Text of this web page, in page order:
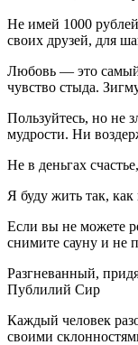
Не имей 1000
своих друзей, для
Любовь — это самый
чувство стыда.
Пользуйтесь, но не
мудрости. Ни
Не в деньгах
Я буду жить так, как
Если вы не можете
снимите сауну и не
Разгневанный,
Публилий Сир
Каждый человек
своими